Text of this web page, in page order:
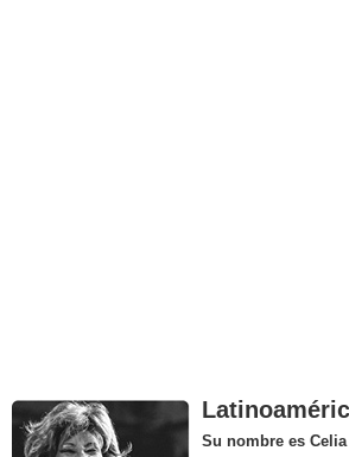
Su nombre es Celia